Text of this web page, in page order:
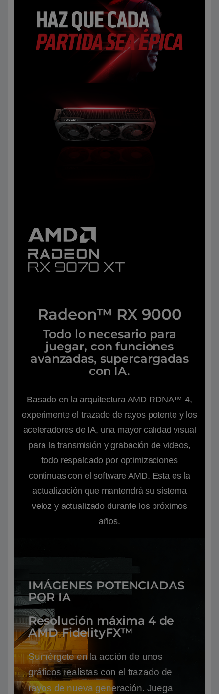
Radeon™ RX 9000
Todo lo necesario para
juegar, con funciones
avanzadas, supercargadas
con IA.
Basado en la arquitectura AMD RDNA™ 4,
experimente el trazado de rayos potente y los
aceleradores de IA, una mayor calidad visual
para la transmisión y grabación de videos,
todo respaldado por optimizaciones
continuas con el software AMD. Esta es la
actualización que mantendrá su sistema
veloz y actualizado durante los próximos
años.
IMÁGENES POTENCIADAS
POR IA
Resolución máxima 4 de
AMD FidelityFX™
Sumérgete en la acción de unos
gráficos realistas con el trazado de
rayos de nueva generación. Juega